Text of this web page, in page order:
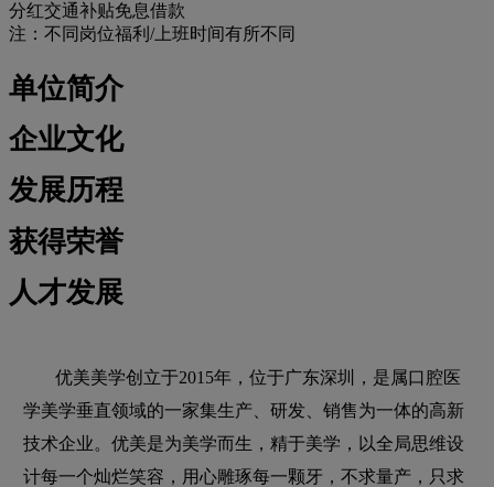
分红交通补贴免息借款
注：不同岗位福利/上班时间有所不同
单位简介
企业文化
发展历程
获得荣誉
人才发展
优美美学创立于2015年，位于广东深圳，是属口腔医
学美学垂直领域的一家集生产、研发、销售为一体的高新
技术企业。优美是为美学而生，精于美学，以全局思维设
计每一个灿烂笑容，用心雕琢每一颗牙，不求量产，只求